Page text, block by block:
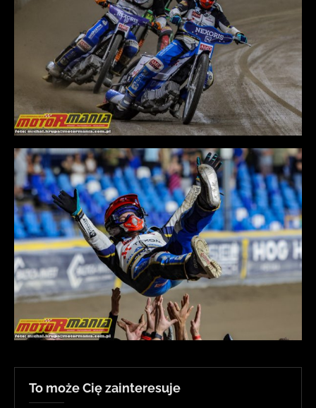
To może Cię zainteresuje